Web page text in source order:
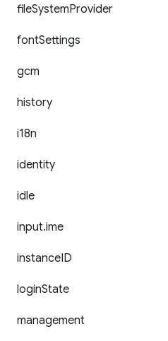
fileSystemProvider
fontSettings
gcm
history
i18n
identity
idle
input.ime
instanceID
loginState
management